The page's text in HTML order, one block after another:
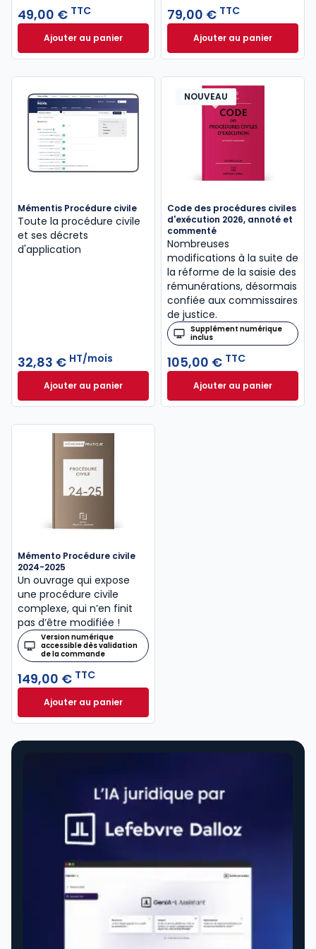
professionnelle
49,00 € TTC
Ajouter au panierCode civil 2027, annoté à 49,00 € TTC
79,00 € TTC
Ajouter au panier
Code de
Mémentis Procédure civile
Toute la procédure civile
et ses décrets
d'application
32,83 € HT/mois
Ajouter au panierMémentis Procédure civile à 32,83 €HT/mois
NOUVEAU
Code des procédures civiles
d'exécution 2026, annoté et
commenté
Nombreuses
modifications à la suite de
la réforme de la saisie des
rémunérations, désormais
confiée aux commissaires
de justice.
Supplément numérique
inclus
105,00 € TTC
Ajouter au panier
Code des
Mémento Procédure civile
2024-2025
Un ouvrage qui expose
une procédure civile
complexe, qui n’en finit
pas d’être modifiée !
Version numérique
accessible dès validation
de la commande
149,00 € TTC
Ajouter au panierMémento Procédure civile 2024-2025 à 149,00 €